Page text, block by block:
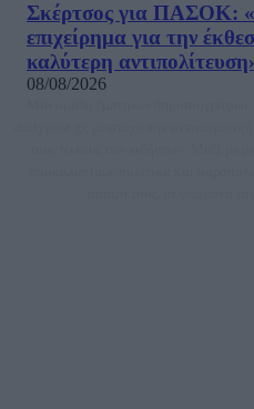
Σκέρτσος για ΠΑΣΟΚ:
επιχείρημα για την
καλύτερη
08/08/2026